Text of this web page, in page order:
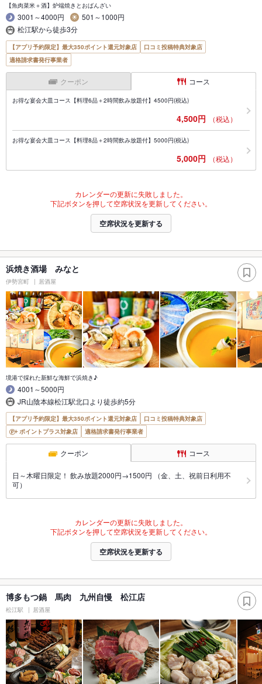
【魚肉菜米＋酒】炉端焼きとおばんざい
3001～4000円
501～1000円
松江駅から徒歩3分
【アプリ予約限定】最大350ポイント還元対象店
口コミ投稿特典対象店
適格請求書発行事業者
クーポン コース
お得な宴会大皿コース【料理6品＋2時間飲み放題付】4500円(税込)
4,500円 （税込）
お得な宴会大皿コース【料理8品＋2時間飲み放題付】5000円(税込)
5,000円 （税込）
カレンダーの更新に失敗しました。
下記ボタンを押して空席状況を更新してください。
空席状況を更新する
浜焼き酒場 みなと
伊勢宮町 居酒屋
境港で採れた新鮮な海鮮で浜焼き♪
4001～5000円
JR山陰本線松江駅北口より徒歩約5分
【アプリ予約限定】最大350ポイント還元対象店
口コミ投稿特典対象店
ポイントプラス対象店
適格請求書発行事業者
クーポン コース
日～木曜日限定！ 飲み放題2000円→1500円 （金、土、祝前日利用不
可）
カレンダーの更新に失敗しました。
下記ボタンを押して空席状況を更新してください。
空席状況を更新する
博多もつ鍋 馬肉 九州自慢 松江店
松江駅 居酒屋